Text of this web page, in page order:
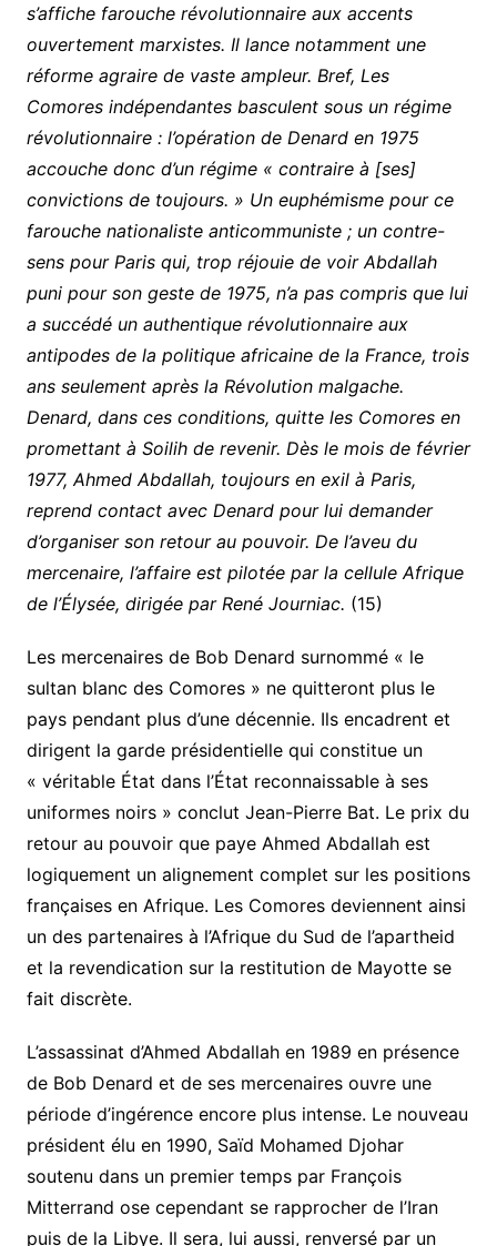
s’affiche farouche révolutionnaire aux accents
ouvertement marxistes. Il lance notamment une
réforme agraire de vaste ampleur. Bref, Les
Comores indépendantes basculent sous un régime
révolutionnaire : l’opération de Denard en 1975
accouche donc d’un régime « contraire à [ses]
convictions de toujours. » Un euphémisme pour ce
farouche nationaliste anticommuniste ; un contre-
sens pour Paris qui, trop réjouie de voir Abdallah
puni pour son geste de 1975, n’a pas compris que lui
a succédé un authentique révolutionnaire aux
antipodes de la politique africaine de la France, trois
ans seulement après la Révolution malgache.
Denard, dans ces conditions, quitte les Comores en
promettant à Soilih de revenir. Dès le mois de février
1977, Ahmed Abdallah, toujours en exil à Paris,
reprend contact avec Denard pour lui demander
d’organiser son retour au pouvoir. De l’aveu du
mercenaire, l’affaire est pilotée par la cellule Afrique
de l’Élysée, dirigée par René Journiac. (15)
Les mercenaires de Bob Denard surnommé « le
sultan blanc des Comores » ne quitteront plus le
pays pendant plus d’une décennie. Ils encadrent et
dirigent la garde présidentielle qui constitue un
« véritable État dans l’État reconnaissable à ses
uniformes noirs » conclut Jean-Pierre Bat. Le prix du
retour au pouvoir que paye Ahmed Abdallah est
logiquement un alignement complet sur les positions
françaises en Afrique. Les Comores deviennent ainsi
un des partenaires à l’Afrique du Sud de l’apartheid
et la revendication sur la restitution de Mayotte se
fait discrète.
L’assassinat d’Ahmed Abdallah en 1989 en présence
de Bob Denard et de ses mercenaires ouvre une
période d’ingérence encore plus intense. Le nouveau
président élu en 1990, Saïd Mohamed Djohar
soutenu dans un premier temps par François
Mitterrand ose cependant se rapprocher de l’Iran
puis de la Libye. Il sera, lui aussi, renversé par un